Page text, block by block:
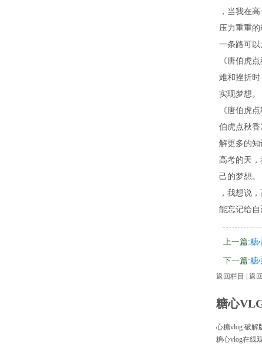
，当我在
压力重重
一条路可以
《唐伯虎
难和挫折
实现梦想。
《唐伯虎
伯虎点秋
解更多的知
高考的天
己的梦想
，我想说
能忘记给自
上一篇:糖
下一篇:糖
返回栏目 返
糖心
心糖vlog 破解
糖心vlog在线